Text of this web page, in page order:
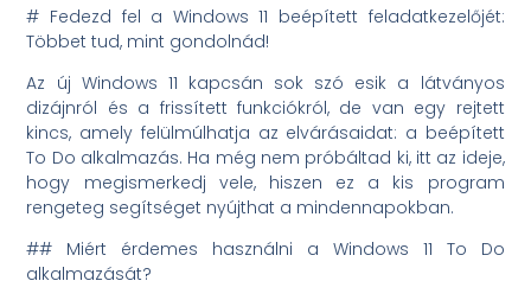
# Fedezd fel a Windows 11 beépített feladatkezelőjét:
Többet tud, mint gondolnád!
Az új Windows 11 kapcsán sok szó esik a látványos
dizájnról és a frissített funkciókról, de van egy rejtett
kincs, amely felülmúlhatja az elvárásaidat: a beépített
To Do alkalmazás. Ha még nem próbáltad ki, itt az ideje,
hogy megismerkedj vele, hiszen ez a kis program
rengeteg segítséget nyújthat a mindennapokban.
## Miért érdemes használni a Windows 11 To Do
alkalmazását?